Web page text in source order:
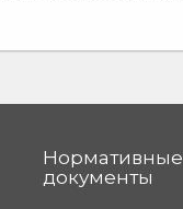
Нормативные
документы